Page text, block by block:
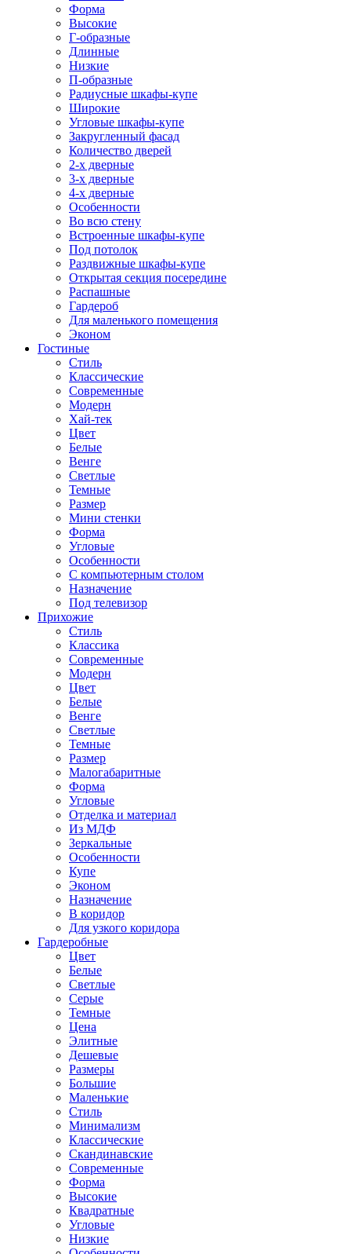
Форма
Высокие
Г-образные
Длинные
Низкие
П-образные
Радиусные шкафы-купе
Широкие
Угловые шкафы-купе
Закругленный фасад
Количество дверей
2-х дверные
3-х дверные
4-х дверные
Особенности
Во всю стену
Встроенные шкафы-купе
Под потолок
Раздвижные шкафы-купе
Открытая секция посередине
Распашные
Гардероб
Для маленького помещения
Эконом
Гостиные
Стиль
Классические
Современные
Модерн
Хай-тек
Цвет
Белые
Венге
Светлые
Темные
Размер
Мини стенки
Форма
Угловые
Особенности
С компьютерным столом
Назначение
Под телевизор
Прихожие
Стиль
Классика
Современные
Модерн
Цвет
Белые
Венге
Светлые
Темные
Размер
Малогабаритные
Форма
Угловые
Отделка и материал
Из МДФ
Зеркальные
Особенности
Купе
Эконом
Назначение
В коридор
Для узкого коридора
Гардеробные
Цвет
Белые
Светлые
Серые
Темные
Цена
Элитные
Дешевые
Размеры
Большие
Маленькие
Стиль
Минимализм
Классические
Скандинавские
Современные
Форма
Высокие
Квадратные
Угловые
Низкие